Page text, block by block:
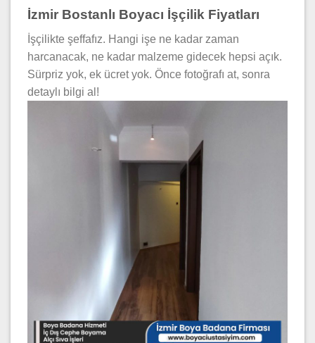
İzmir Bostanlı Boyacı İşçilik Fiyatları
İşçilikte şeffafız. Hangi işe ne kadar zaman
harcanacak, ne kadar malzeme gidecek hepsi açık.
Sürpriz yok, ek ücret yok. Önce fotoğrafı at, sonra
detaylı bilgi al!